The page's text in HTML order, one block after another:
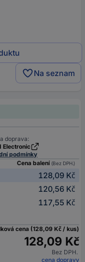
Na seznam
doprava:
Electronic
podmínky
Cena balení (Bez DPH.)
128,09 Kč
120,56 Kč
117,55 Kč
cena (128,09 Kč / kus)
128,09 Kč
Bez DPH.
cena dopravy